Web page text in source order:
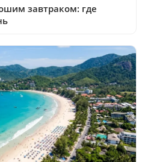
завтраком: где